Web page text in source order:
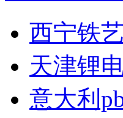
西宁铁
天津锂
意大利